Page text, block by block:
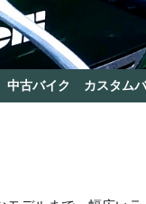
中古バイク カスタム